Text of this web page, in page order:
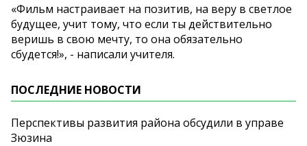
«Фильм настраивает на позитив, на веру в светлое
будущее, учит тому, что если ты действительно
веришь в свою мечту, то она обязательно
сбудется!», - написали учителя.
ПОСЛЕДНИЕ НОВОСТИ
Перспективы развития района обсудили в управе
Зюзина